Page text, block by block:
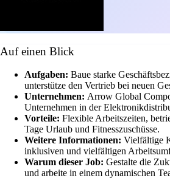
Auf einen Blick
Aufgaben: Baue starke
unterstütze den Vertrieb bei neuen
Unternehmen: Arrow Global
Unternehmen in der
Vorteile: Flexible Arbeitszeiten,
Tage Urlaub und Fitnesszuschüsse.
Weitere Informationen: Vielfältige
inklusiven und vielfältigen
Warum dieser Job: Gestalte die
und arbeite in einem dynamischen